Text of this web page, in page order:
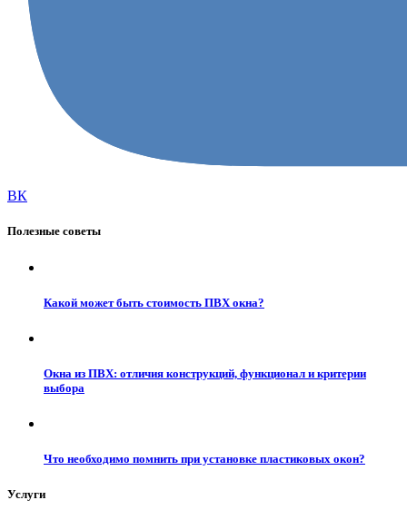
ВК
Полезные советы
Какой может быть стоимость ПВХ окна?
Окна из ПВХ: отличия конструкций, функционал и критерии
выбора
Что необходимо помнить при установке пластиковых окон?
Услуги